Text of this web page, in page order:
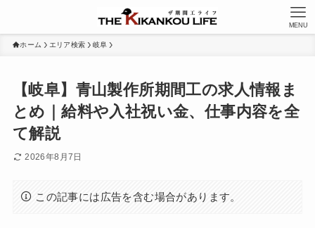
MENU
ホーム エリア検索 岐阜
【岐阜】青山製作所期間工の求人情報ま
とめ｜給料や入社祝い金、仕事内容を全
て解説
2026年8月7日
この記事には広告を含む場合があります。